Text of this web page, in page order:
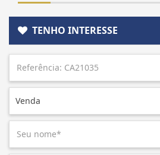
TENHO INTERESSE
Venda